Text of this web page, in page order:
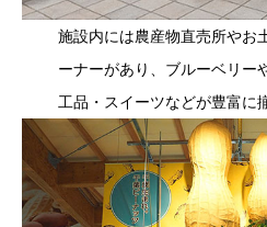
施設内には農産物直売所やお
ーナーがあり、ブルーベリー
工品・スイーツなどが豊富に